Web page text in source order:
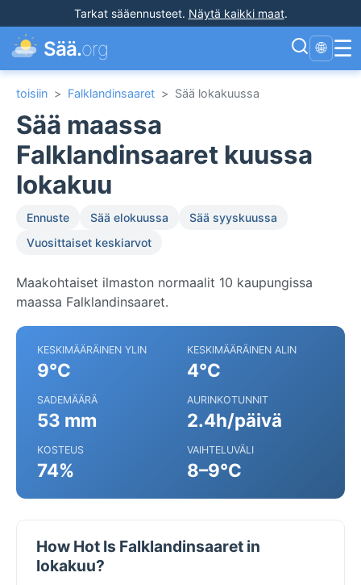
Tarkat sääennusteet. Näytä kaikki maat.
Sää.org 🌐 ☰
toisiin > Falklandinsaaret > Sää lokakuussa
Sää maassa
Falklandinsaaret kuussa
lokakuu
Ennuste Sää elokuussa
Sää syyskuussa
Vuosittaiset keskiarvot
Maakohtaiset ilmaston normaalit 10 kaupungissa
maassa Falklandinsaaret.
KESKIMÄÄRÄINEN YLIN
9°C
KESKIMÄÄRÄINEN ALIN
4°C
SADEMÄÄRÄ
53 mm
AURINKOTUNNIT
2.4h/päivä
KOSTEUS
74%
VAIHTELUVÄLI
8–9°C
How Hot Is Falklandinsaaret in
lokakuu?